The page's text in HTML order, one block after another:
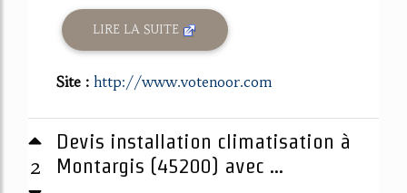
LIRE LA SUITE
Site : http://www.votenoor.com
2
Devis installation climatisation à
Montargis (45200) avec ...